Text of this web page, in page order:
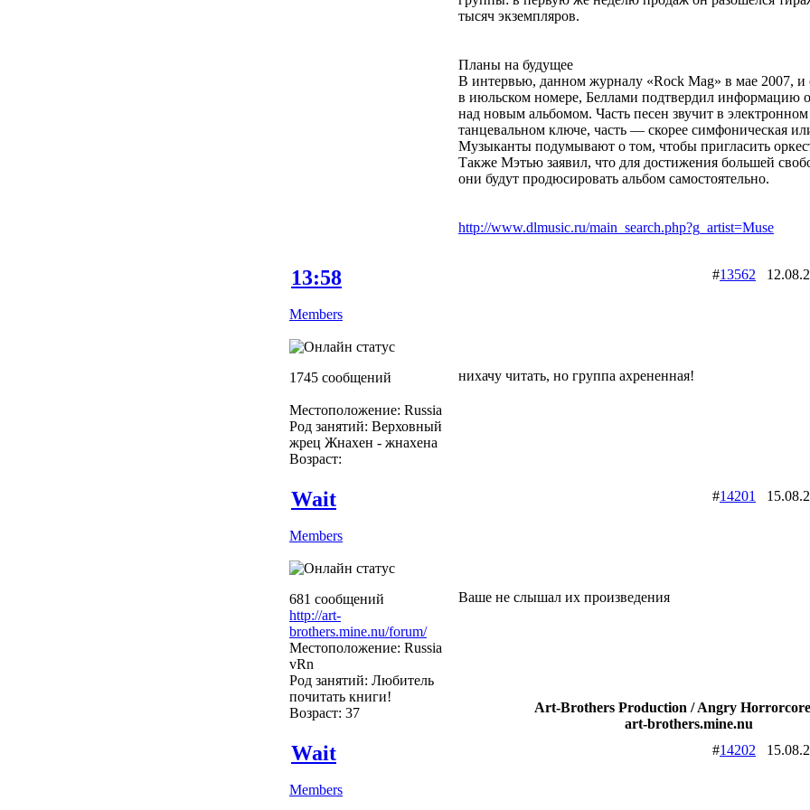
тысяч экземпляров.
Планы на будущее
В интервью, данном журналу «Rock Mag» в мае 2007, и
в июльском номере, Беллами подтвердил информацию
над новым альбомом. Часть песен звучит в
танцевальном ключе, часть — скорее симфоническая
Музыканты подумывают о том, чтобы пригласить
Также Мэтью заявил, что для достижения большей
они будут продюсировать альбом самостоятельно.
http://www.dlmusic.ru/main_search.php?g_artist=Muse
13:58
Members
1745 сообщений
Местоположение: Russia
Род занятий: Верховный
жрец Жнахен - жнахена
Возраст:
#13562
нихачу читать, но группа ахрененная!
Wait
Members
681 сообщений
http://art-
brothers.mine.nu/forum/
Местоположение: Russia
vRn
Род занятий: Любитель
почитать книги!
Возраст: 37
#14201
Ваше не слышал их произведения
Art-Brothers Production / Angry
art-brothers.mine.nu
Wait
Members
#14202